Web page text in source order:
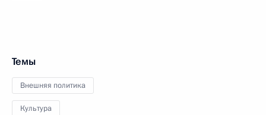
Темы
Внешняя политика
Культура